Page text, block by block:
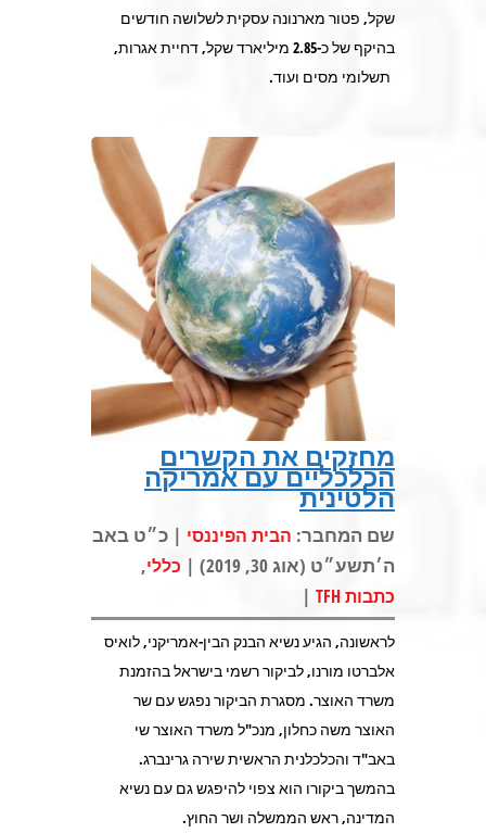
שקל, פטור מארנונה עסקית לשלושה חודשים
בהיקף של כ-2.85 מיליארד שקל, דחיית אגרות,
תשלומי מסים ועוד.
מחזקים את הקשרים
הכלכליים עם אמריקה
הלטינית
שם המחבר: הבית הפיננסי | כ״ט באב
ה׳תשע״ט (אוג 30, 2019) |
כללי,
כתבות TFH |
לראשונה, הגיע נשיא הבנק הבין-אמריקני, לואיס
אלברטו מורנו, לביקור רשמי בישראל בהזמנת
משרד האוצר. מסגרת הביקור נפגש עם שר
האוצר משה כחלון, מנכ"ל משרד האוצר שי
באב"ד והכלכלנית הראשית שירה גרינברג.
בהמשך ביקורו הוא צפוי להיפגש גם עם נשיא
המדינה, ראש הממשלה ושר החוץ.